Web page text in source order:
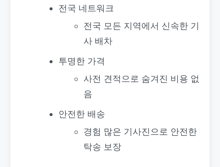
전국 네트워크
전국 모든 지역에서 신속한 기
사 배차
투명한 가격
사전 견적으로 숨겨진 비용 없
음
안전한 배송
경험 많은 기사진으로 안전한
탁송 보장